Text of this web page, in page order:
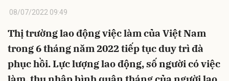
08/07/2022 09:49
Thị trường lao động việc làm của Việt Nam
trong 6 tháng năm 2022 tiếp tục duy trì đà
phục hồi. Lực lượng lao động, số người có việc
Hủy Gửi